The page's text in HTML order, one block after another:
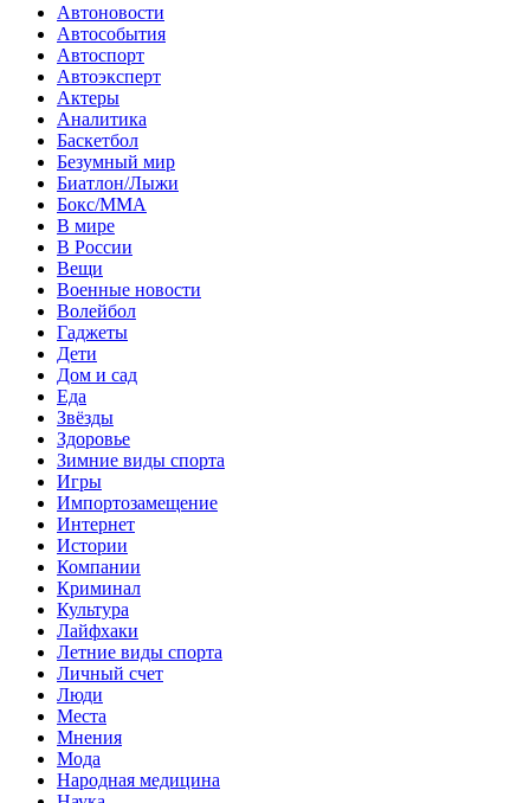
Автоновости
Автособытия
Автоспорт
Автоэксперт
Актеры
Аналитика
Баскетбол
Безумный мир
Биатлон/Лыжи
Бокс/MMA
В мире
В России
Вещи
Военные новости
Волейбол
Гаджеты
Дети
Дом и сад
Еда
Звёзды
Здоровье
Зимние виды спорта
Игры
Импортозамещение
Интернет
Истории
Компании
Криминал
Культура
Лайфхаки
Летние виды спорта
Личный счет
Люди
Места
Мнения
Мода
Народная медицина